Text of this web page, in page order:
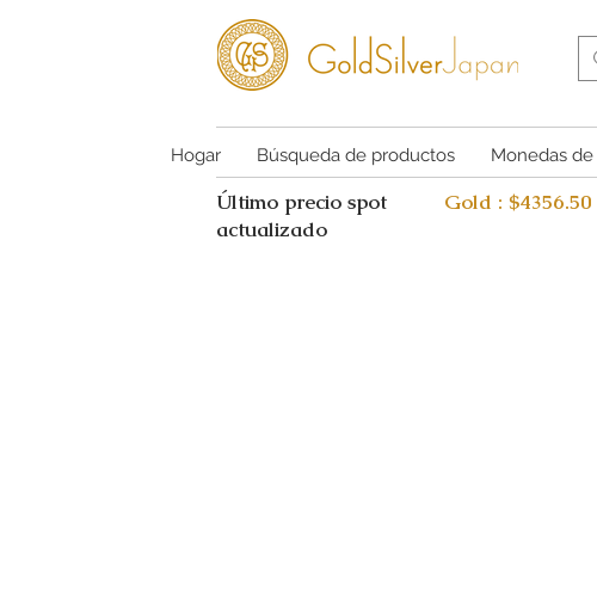
Hogar Búsqueda de productos Monedas
Último precio spot
actualizado
Gold :